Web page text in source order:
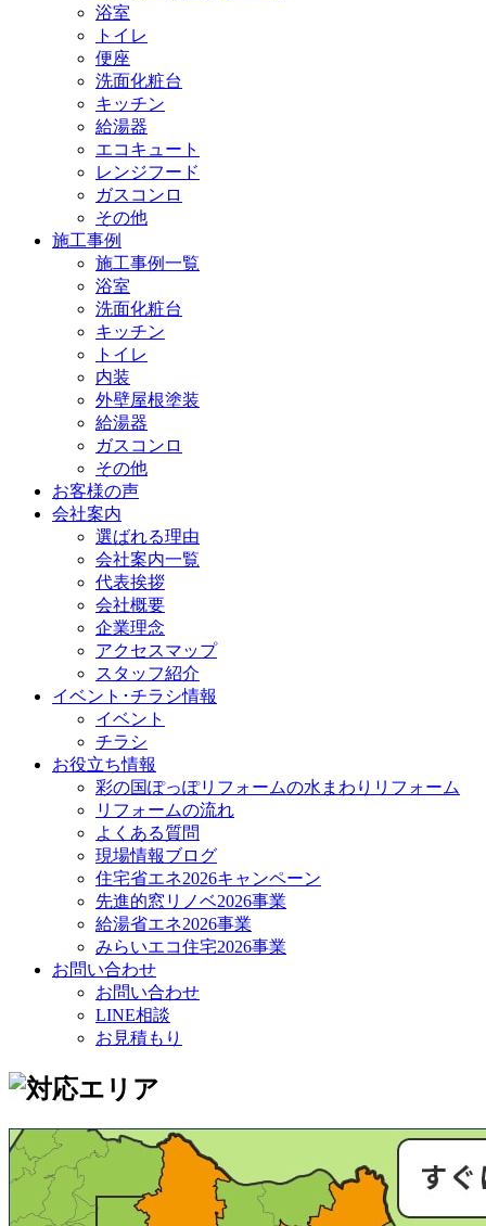
浴室
トイレ
便座
洗面化粧台
キッチン
給湯器
エコキュート
レンジフード
ガスコンロ
その他
施工事例
施工事例一覧
浴室
洗面化粧台
キッチン
トイレ
内装
外壁屋根塗装
給湯器
ガスコンロ
その他
お客様の声
会社案内
選ばれる理由
会社案内一覧
代表挨拶
会社概要
企業理念
アクセスマップ
スタッフ紹介
イベント･チラシ情報
イベント
チラシ
お役立ち情報
彩の国ぽっぽリフォームの水まわりリフォーム
リフォームの流れ
よくある質問
現場情報ブログ
住宅省エネ2026キャンペーン
先進的窓リノベ2026事業
給湯省エネ2026事業
みらいエコ住宅2026事業
お問い合わせ
お問い合わせ
LINE相談
お見積もり